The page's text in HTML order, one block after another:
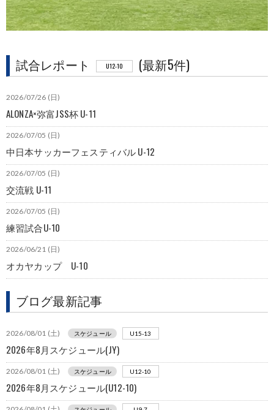
試合レポート U12-10 (最新5件)
2026/07/26 (日)
ALONZA×弥富JSS杯 U-11
2026/07/05 (日)
中日本サッカーフェスティバル U-12
2026/07/05 (日)
交流戦 U-11
2026/07/05 (日)
練習試合U-10
2026/06/21 (日)
オカヤカップ U-10
ブログ最新記事
2026/08/01 (土) スケジュール U15-13
2026年8月スケジュール(JY)
2026/08/01 (土) スケジュール U12-10
2026年8月スケジュール(U12-10)